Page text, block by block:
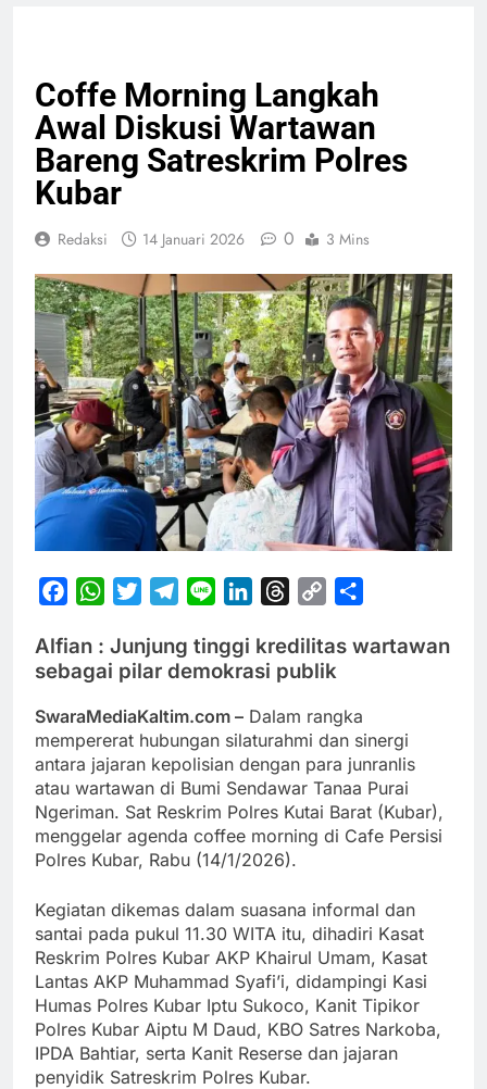
Coffe Morning Langkah
Awal Diskusi Wartawan
Bareng Satreskrim Polres
Kubar
Redaksi 14 Januari 2026 0 3 Mins
FacebookWhatsApp
TwitterTelegram
Line LinkedInThreads
Copy
Alfian : Junjung tinggi kredilitas wartawan
sebagai pilar demokrasi publik
SwaraMediaKaltim.com – Dalam rangka
mempererat hubungan silaturahmi dan sinergi
antara jajaran kepolisian dengan para junranlis
atau wartawan di Bumi Sendawar Tanaa Purai
Ngeriman. Sat Reskrim Polres Kutai Barat (Kubar),
menggelar agenda coffee morning di Cafe Persisi
Polres Kubar, Rabu (14/1/2026).
Kegiatan dikemas dalam suasana informal dan
santai pada pukul 11.30 WITA itu, dihadiri Kasat
Reskrim Polres Kubar AKP Khairul Umam, Kasat
Lantas AKP Muhammad Syafi’i, didampingi Kasi
Humas Polres Kubar Iptu Sukoco, Kanit Tipikor
Polres Kubar Aiptu M Daud, KBO Satres Narkoba,
IPDA Bahtiar, serta Kanit Reserse dan jajaran
penyidik Satreskrim Polres Kubar.